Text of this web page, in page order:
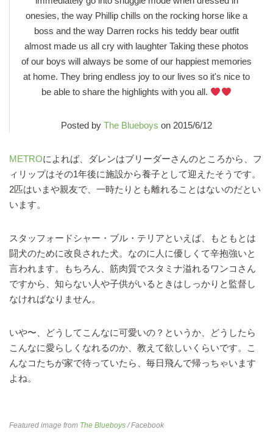
onesies, the way Phillip chills on the rocking horse like a
boss and the way Darren rocks his teddy bear outfit
almost made us all cry with laughter Taking these photos
of our boys will always be some of our happiest memories
at home. They bring endless joy to our lives so it's nice to
be able to share the highlights with you all.
Posted by The Blueboys on 2015/6/12
METROによれば、ダレンはブリーダーさんのところから、フ
ィリップはその1年後に施設から養子として迎えたそうです。
2匹はいまや親友で、一時たりとも離れることはないのだとい
います。
スタッフォードシャー・ブル・テリアといえば、もともとは
闘犬のために改良された犬。なのに人に優しくて辛抱強いと
言われます。もちろん、筋肉質でスタミナ溢れるワンコさん
ですから、知らない人や子供がいるときはしっかりと監督し
なければなりません。
いや〜、どうしてこんなに可愛いの？というか、どうしたら
こんなに愛らしくなれるのか、教えて欲しいくらいです。こ
んなコたちが家で待っていたら、毎日飛んで帰っちゃいます
よね。
Featured image from The Blueboys/ Facebook